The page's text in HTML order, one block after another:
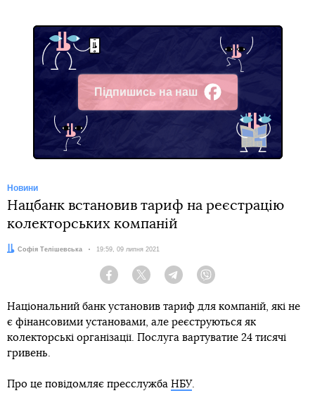
Підпишись на наш
Facebook
Новини
Нацбанк встановив тариф на реєстрацію
колекторських компаній
Автор:
Софія Телішевська Дата:
19:59, 09 липня 2021
Facebook Twitter Telegram
Національний банк установив тариф для компаній, які не
є фінансовими установами, але реєструються як
колекторські організації. Послуга вартуватие 24 тисячі
гривень.
Про це повідомляє пресслужба НБУ.